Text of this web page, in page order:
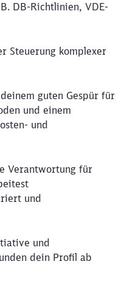
DB-Richtlinien, VDE-
Steuerung komplexer
guten Gespür für
und einem
und
Verantwortung für
und
und
dein Profil ab